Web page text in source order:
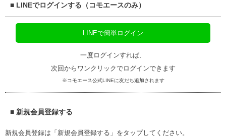
■ LINEでログインする（コモエースのみ）
LINEで簡単ログイン
一度ログインすれば、
次回からワンクリックでログインできます
※コモエース公式LINEに友だち追加されます
■ 新規会員登録する
新規会員登録は「新規会員登録する」をタップしてください。